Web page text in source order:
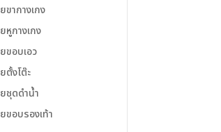
ากางเกง
หูกางเกง
ขอบเอว
ตั้งโต๊ะ
ชุดดำน้ำ
ขอบรองเท้า